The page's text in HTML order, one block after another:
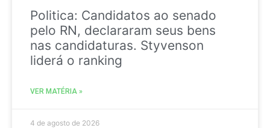
Politica: Candidatos ao senado
pelo RN, declararam seus bens
nas candidaturas. Styvenson
liderá o ranking
VER MATÉRIA »
4 de agosto de 2026